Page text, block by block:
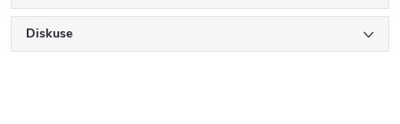
Diskuse